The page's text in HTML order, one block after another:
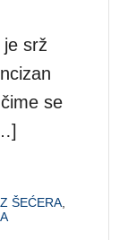
je srž
se
ŠEĆERA